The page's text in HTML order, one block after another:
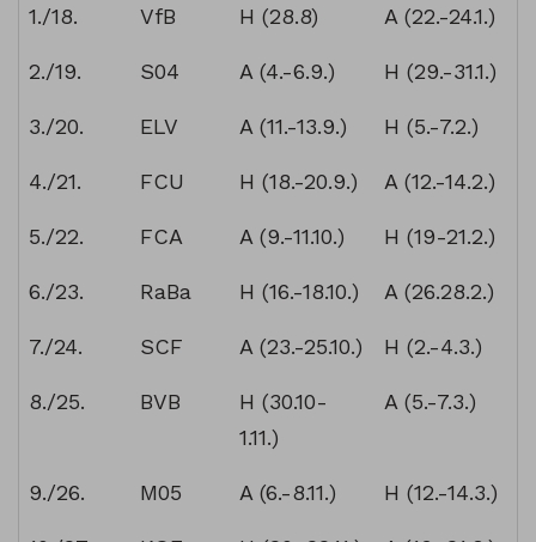
Spieltag
Gegner Hinrunde Rückrunde
1./18. VfB H (28.8) A (22.-24.1.)
2./19. S04 A (4.-6.9.) H (29.-31.1.)
3./20. ELV A (11.-13.9.) H (5.-7.2.)
4./21. FCU H (18.-20.9.) A (12.-14.2.)
5./22. FCA A (9.-11.10.) H (19-21.2.)
6./23. RaBa H (16.-18.10.) A (26.28.2.)
7./24. SCF A (23.-25.10.) H (2.-4.3.)
8./25. BVB
H (30.10-
1.11.)
A (5.-7.3.)
9./26. M05 A (6.-8.11.) H (12.-14.3.)